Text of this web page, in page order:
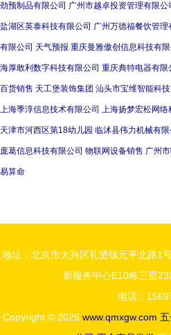
劲预制品有限公司 广州市越卓投资管理有限公
盐湖区英泰科技有限公司 广州万德福餐饮管理
有限公司 天气预报 重庆曼雅傲创信息科技有限
海厚敢利数字科技有限公司 重庆典特电器有限
百货销售 天工堡装饰集团 汕头市宝维智能科技
上海季淳信息技术有限公司 上海扬梦宏松网络
天津市河西区第18幼儿园 临沭县伟力机械有限
庞葛信息科技有限公司 物联网设备销售 广州
易算命
地址：北京市大兴区礼贤镇元平北路1
新服务中心E10栋三层
电话：
Copyright © 2026 www.qmxgw.com